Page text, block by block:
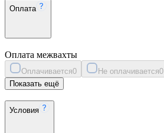
Оплата
Оплата межвахты
Оплачивается0 Не оплачивается0
Показать ещё
Условия